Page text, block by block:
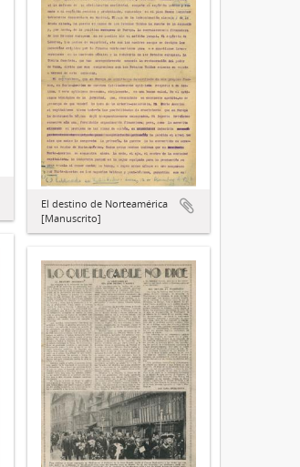
El destino de Norteamérica
[Manuscrito]